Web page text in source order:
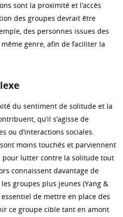
sont la proximité et l’accès
des groupes devrait être
des personnes issues des
genre, afin de faciliter la
du sentiment de solitude et la
qu’il s’agisse de
ou d’interactions sociales.
moins touchés et parviennent
pour lutter contre la solitude tout
connaissent davantage de
groupes plus jeunes (Yang &
essentiel de mettre en place des
ce groupe cible tant en amont